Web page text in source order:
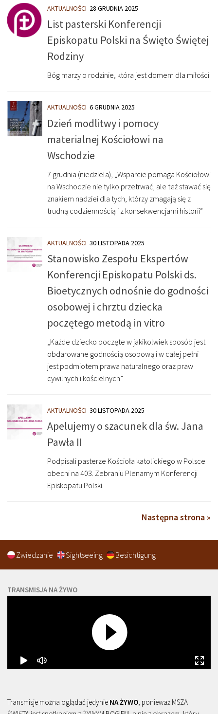
AKTUALNOŚCI 28 GRUDNIA 2025
List pasterski Konferencji
Episkopatu Polski na Święto Świętej
Rodziny
Bóg marzy o rodzinie, która jest domem dla miłości
AKTUALNOŚCI 6 GRUDNIA 2025
Dzień modlitwy i pomocy
materialnej Kościołowi na
Wschodzie
7 grudnia (niedziela), „Wsparcie pomaga Kościołowi
na Wschodzie nie tylko przetrwać, ale też stawać się
znakiem nadziei dla tych, którzy zmagają się z
trudną codziennością i z konsekwencjami historii”
AKTUALNOŚCI 30 LISTOPADA 2025
Stanowisko Zespołu Ekspertów
Konferencji Episkopatu Polski ds.
Bioetycznych odnośnie do godności
osobowej i chrztu dziecka
poczętego metodą in vitro
„Każde dziecko poczęte w jakikolwiek sposób jest
obdarowane godnością osobową i w całej pełni
jest podmiotem prawa naturalnego oraz praw
cywilnych i kościelnych”
AKTUALNOŚCI 30 LISTOPADA 2025
Apelujemy o szacunek dla św. Jana
Pawła II
Podpisali pasterze Kościoła katolickiego w Polsce
obecni na 403. Zebraniu Plenarnym Konferencji
Episkopatu Polski.
Następna strona »
Zwiedzanie Sightseeing Besichtigung
TRANSMISJA NA ŻYWO
Transmisje można oglądać jedynie NA ŻYWO, ponieważ MSZA